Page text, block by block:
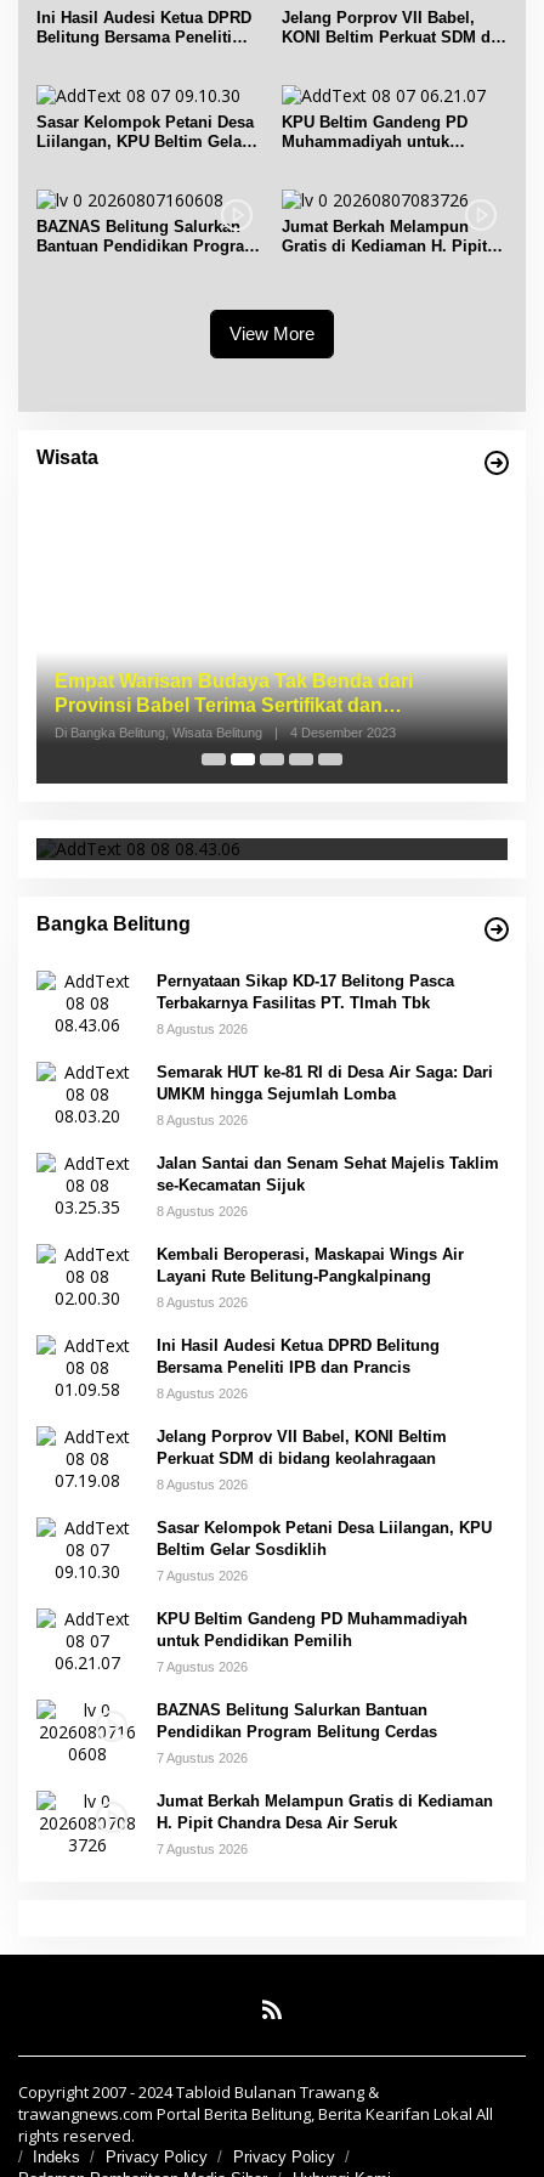
Ini Hasil Audesi Ketua DPRD
Belitung Bersama Peneliti
Jelang Porprov VII Babel,
KONI Beltim Perkuat SDM di
Sasar Kelompok Petani Desa
Liilangan, KPU Beltim Gelar
KPU Beltim Gandeng PD
Muhammadiyah untuk
BAZNAS Belitung Salurkan
Bantuan Pendidikan Program
Jumat Berkah Melampun
Gratis di Kediaman H. Pipit
View More
Wisata
Provinsi Babel Terima Sertifikat dan
Bangka Belitung
Pernyataan Sikap KD-17 Belitong Pasca
Terbakarnya Fasilitas PT. TImah Tbk
8 Agustus 2026
Semarak HUT ke-81 RI di Desa Air Saga: Dari
UMKM hingga Sejumlah Lomba
8 Agustus 2026
Jalan Santai dan Senam Sehat Majelis Taklim
se-Kecamatan Sijuk
8 Agustus 2026
Kembali Beroperasi, Maskapai Wings Air
Layani Rute Belitung-Pangkalpinang
8 Agustus 2026
Ini Hasil Audesi Ketua DPRD Belitung
Bersama Peneliti IPB dan Prancis
8 Agustus 2026
Jelang Porprov VII Babel, KONI Beltim
Perkuat SDM di bidang keolahragaan
8 Agustus 2026
Sasar Kelompok Petani Desa Liilangan, KPU
Beltim Gelar Sosdiklih
7 Agustus 2026
KPU Beltim Gandeng PD Muhammadiyah
untuk Pendidikan Pemilih
7 Agustus 2026
BAZNAS Belitung Salurkan Bantuan
Pendidikan Program Belitung Cerdas
7 Agustus 2026
Jumat Berkah Melampun Gratis di Kediaman
H. Pipit Chandra Desa Air Seruk
7 Agustus 2026
Copyright 2007 - 2024 Tabloid Bulanan Trawang &
trawangnews.com Portal Berita Belitung, Berita Kearifan Lokal All
rights reserved.
Indeks Privacy Policy
Privacy Policy